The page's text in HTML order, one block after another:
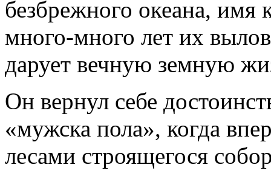
безбрежного океана, имя
много-много лет их
дарует вечную земную
Он вернул себе
«мужска пола», когда
лесами строящегося